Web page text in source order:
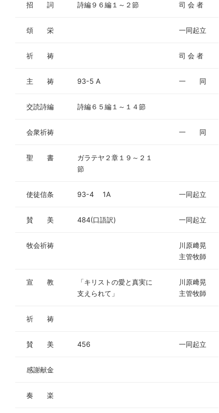
招 詞 詩編９６編１～２節 司 会 者
頌 栄 一同起立
祈 祷 司 会 者
主 祷 93-5 A 一 同
交読詩編 詩編６５編１～１４節
会衆祈祷 一 同
聖 書
ガラテヤ２章１９～２１
節
使徒信条 93-4 1A 一同起立
賛 美 484(口語訳) 一同起立
牧会祈祷
川原﨑晃
主管牧師
宣 教
「キリストの愛と真実に
支えられて」
川原﨑晃
主管牧師
祈 祷
賛 美 456 一同起立
感謝献金
奏 楽